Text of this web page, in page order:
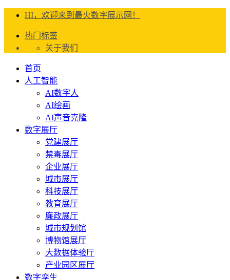
HI，欢迎来到最火数字展示网！
热门标签
关于我们
首页
人工智能
AI数字人
AI绘画
AI声音克隆
数字展厅
党建展厅
禁毒展厅
企业展厅
城市展厅
科技展厅
教育展厅
廉政展厅
城市规划馆
博物馆展厅
大数据体验厅
产业园区展厅
数字孪生